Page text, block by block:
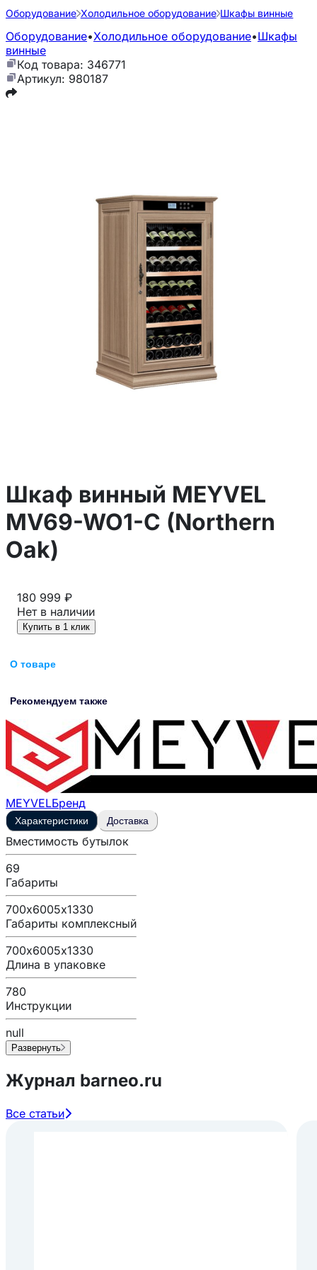
Оборудование Холодильное оборудование Шкафы винные
Оборудование•Холодильное оборудование•Шкафы
винные
Код товара: 346771
Артикул: 980187
Шкаф винный MEYVEL
MV69-WO1-C (Northern
Oak)
180 999 ₽
Нет в наличии
Купить в 1 клик
О товаре
Рекомендуем также
MEYVELБренд
Характеристики Доставка
Вместимость бутылок
69
Габариты
700х6005х1330
Габариты комплексный
700х6005х1330
Длина в упаковке
780
Инструкции
null
Развернуть
Журнал barneo.ru
Все статьи